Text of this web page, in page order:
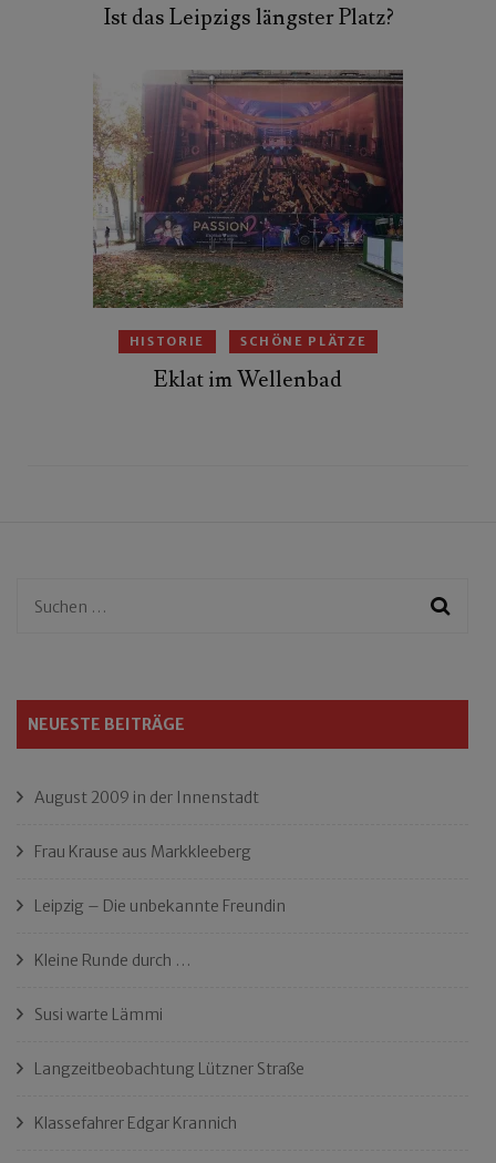
Ist das Leipzigs längster Platz?
HISTORIE SCHÖNE PLÄTZE
Eklat im Wellenbad
Suchen
NEUESTE BEITRÄGE
August 2009 in der Innenstadt
Frau Krause aus Markkleeberg
Leipzig – Die unbekannte Freundin
Kleine Runde durch …
Susi warte Lämmi
Langzeitbeobachtung Lützner Straße
Klassefahrer Edgar Krannich